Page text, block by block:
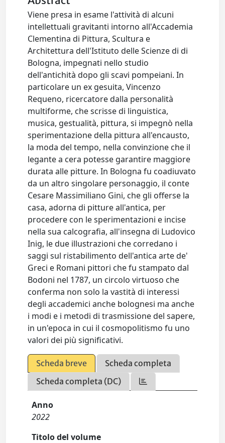
Viene presa in esame l'attività di alcuni
intellettuali gravitanti intorno all'Accademia
Clementina di Pittura, Scultura e
Architettura dell'Istituto delle Scienze di di
Bologna, impegnati nello studio
dell'antichità dopo gli scavi pompeiani. In
particolare un ex gesuita, Vincenzo
Requeno, ricercatore dalla personalità
multiforme, che scrisse di linguistica,
musica, gestualità, pittura, si impegnò nella
sperimentazione della pittura all'encausto,
la moda del tempo, nella convinzione che il
legante a cera potesse garantire maggiore
durata alle pitture. In Bologna fu coadiuvato
da un altro singolare personaggio, il conte
Cesare Massimiliano Gini, che gli offerse la
casa, adorna di pitture all'antica, per
procedere con le sperimentazioni e incise
nella sua calcografia, all'insegna di Ludovico
Inig, le due illustrazioni che corredano i
saggi sul ristabilimento dell'antica arte de'
Greci e Romani pittori che fu stampato dal
Bodoni nel 1787, un circolo virtuoso che
conferma non solo la vastità di interessi
degli accademici anche bolognesi ma anche
i modi e i metodi di trasmissione del sapere,
in un'epoca in cui il cosmopolitismo fu uno
valori dei più significativi.
Scheda breve
Scheda completa
Scheda completa (DC)
Anno
2022
Titolo del volume